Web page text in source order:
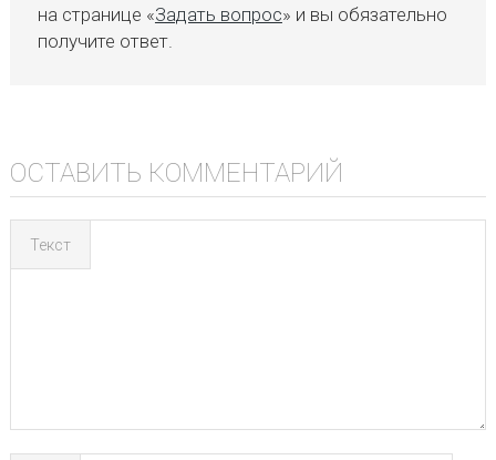
на странице «Задать вопрос» и вы обязательно
получите ответ.
ОСТАВИТЬ КОММЕНТАРИЙ
Текст